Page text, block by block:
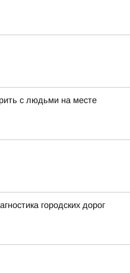
с людьми на месте
городских дорог